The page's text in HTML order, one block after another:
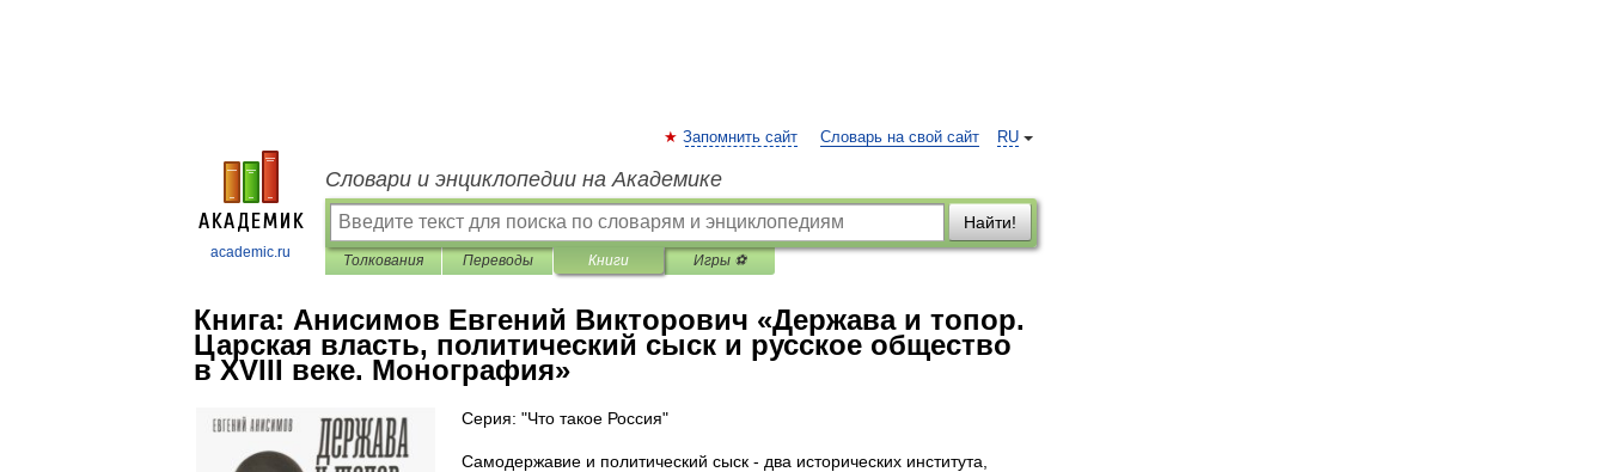
academic.ru
RU
Запомнить сайт Словарь на свой сайт
Словари и энциклопедии на Академике
Найти!
Толкования Переводы Книги Игры ⚽
Книга: Анисимов Евгений Викторович «Держава и топор.
Царская власть, политический сыск и русское общество
в XVIII веке. Монография»
Серия: "Что такое Россия"
Самодержавие и политический сыск - два исторических института,